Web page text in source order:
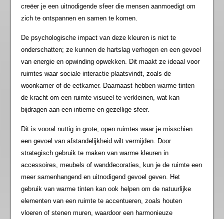
creëer je een uitnodigende sfeer die mensen aanmoedigt om
zich te ontspannen en samen te komen.
De psychologische impact van deze kleuren is niet te
onderschatten; ze kunnen de hartslag verhogen en een gevoel
van energie en opwinding opwekken. Dit maakt ze ideaal voor
ruimtes waar sociale interactie plaatsvindt, zoals de
woonkamer of de eetkamer. Daarnaast hebben warme tinten
de kracht om een ruimte visueel te verkleinen, wat kan
bijdragen aan een intieme en gezellige sfeer.
Dit is vooral nuttig in grote, open ruimtes waar je misschien
een gevoel van afstandelijkheid wilt vermijden. Door
strategisch gebruik te maken van warme kleuren in
accessoires, meubels of wanddecoraties, kun je de ruimte een
meer samenhangend en uitnodigend gevoel geven. Het
gebruik van warme tinten kan ook helpen om de natuurlijke
elementen van een ruimte te accentueren, zoals houten
vloeren of stenen muren, waardoor een harmonieuze